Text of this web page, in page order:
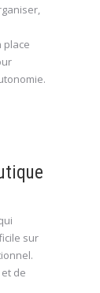
place
sur
de